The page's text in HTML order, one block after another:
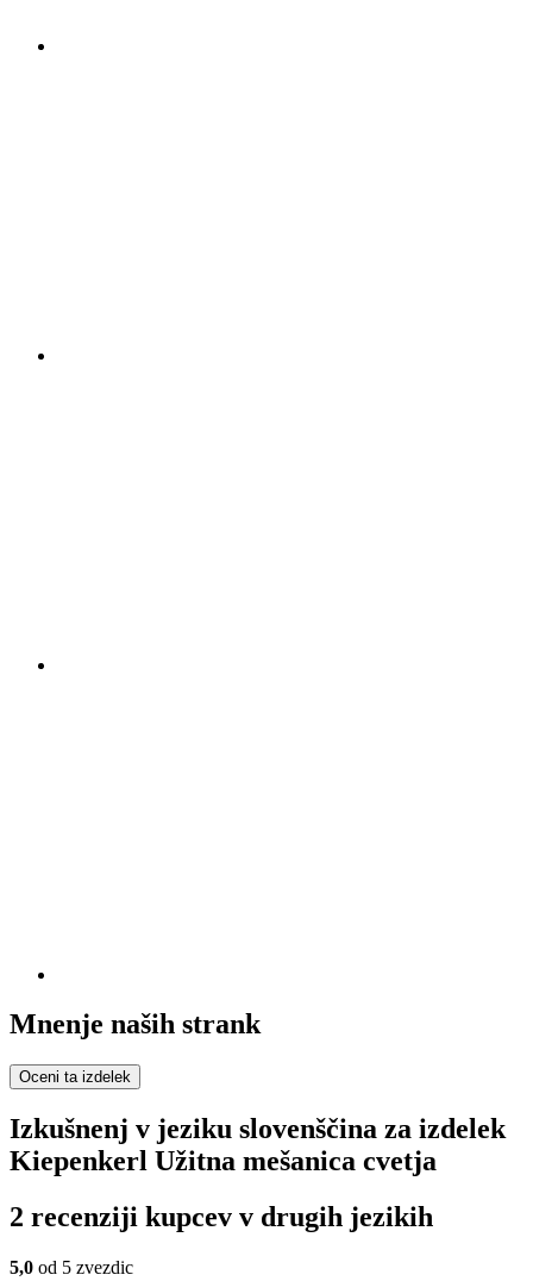
Mnenje naših strank
Oceni ta izdelek
Izkušnenj v jeziku slovenščina za izdelek
Kiepenkerl Užitna mešanica cvetja
2 recenziji kupcev v drugih jezikih
5,0 od 5 zvezdic